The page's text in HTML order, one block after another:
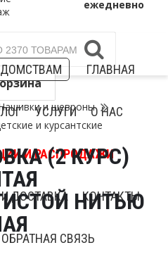
ежедневно
ГЛАВНАЯ
УСЛУГИ О НАС
И РАСПРОДАЖИ
ДОСТАВКА КОНТАКТЫ
ОБРАТНАЯ СВЯЗЬ
и шевроны
и курсантские
(2 КУРС)
НИТЬЮ